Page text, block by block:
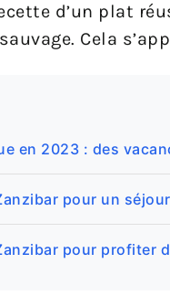
d’un plat
Cela
en 2023 : des
pour un
pour profiter